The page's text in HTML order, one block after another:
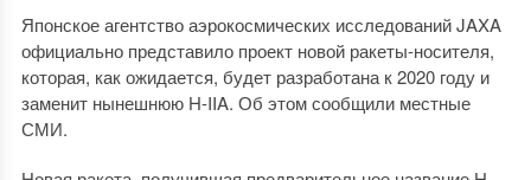
Японское агентство аэрокосмических исследований JAXA
официально представило проект новой ракеты-носителя,
которая, как ожидается, будет разработана к 2020 году и
заменит нынешнюю H-IIA. Об этом сообщили местные
СМИ.